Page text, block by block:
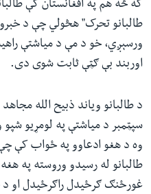
که څه هم په افغانستان کې
طالبانو تحرک" هڅولي چې د
ورسېږي، خو د مې د میاشتې
اوربند بې ګټې ثابت شوی دی.
د طالبانو ویاند ذبیح الله
سپټمبر د میاشتې په لومړیو
وه د هغو ادعاوو په ځواب کې
طالبانو له رسیدو وروسته په
غورځنګ ګرځیدل راګرځیدل او د